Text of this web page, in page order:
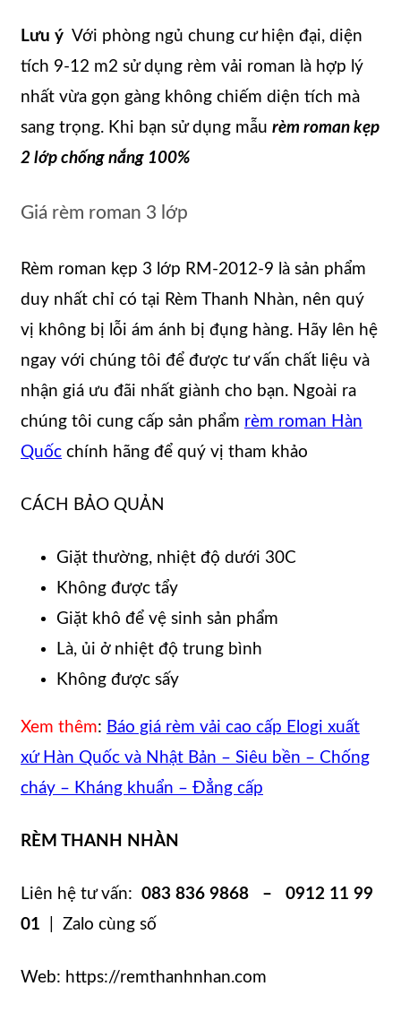
Lưu ý Với phòng ngủ chung cư hiện đại, diện
tích 9-12 m2 sử dụng rèm vải roman là hợp lý
nhất vừa gọn gàng không chiếm diện tích mà
sang trọng. Khi bạn sử dụng mẫu rèm roman kẹp
2 lớp chống nắng 100%
Giá rèm roman 3 lớp
Rèm roman kẹp 3 lớp RM-2012-9 là sản phẩm
duy nhất chỉ có tại Rèm Thanh Nhàn, nên quý
vị không bị lỗi ám ánh bị đụng hàng. Hãy lên hệ
ngay với chúng tôi để được tư vấn chất liệu và
nhận giá ưu đãi nhất giành cho bạn. Ngoài ra
chúng tôi cung cấp sản phẩm rèm roman Hàn
Quốc chính hãng để quý vị tham khảo
CÁCH BẢO QUẢN
Giặt thường, nhiệt độ dưới 30C
Không được tẩy
Giặt khô để vệ sinh sản phẩm
Là, ủi ở nhiệt độ trung bình
Không được sấy
Xem thêm: Báo giá rèm vải cao cấp Elogi xuất
xứ Hàn Quốc và Nhật Bản – Siêu bền – Chống
cháy – Kháng khuẩn – Đẳng cấp
RÈM THANH NHÀN
Liên hệ tư vấn: 083 836 9868 – 0912 11 99
01 | Zalo cùng số
Web: https://remthanhnhan.com